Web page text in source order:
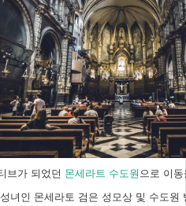
브가 되었던 몬세라트 수도원 으로 이
녀인 몬세라토 검은 성모상 및 수도원